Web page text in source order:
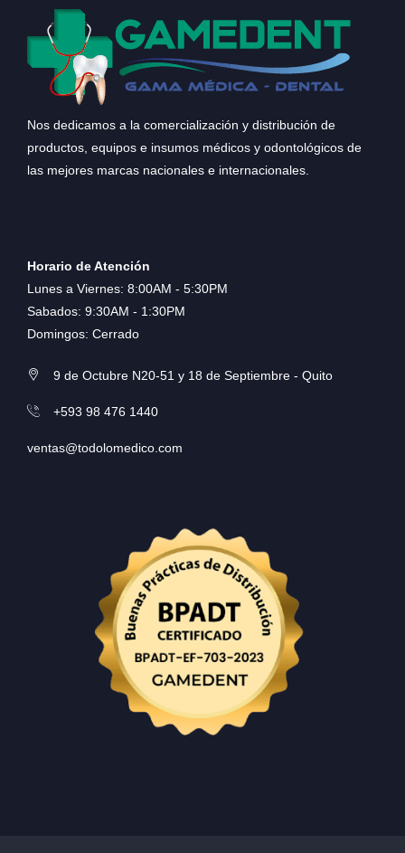
Nos dedicamos a la comercialización y distribución de
productos, equipos e insumos médicos y odontológicos de
las mejores marcas nacionales e internacionales.
Horario de Atención
Lunes a Viernes: 8:00AM - 5:30PM
Sabados: 9:30AM - 1:30PM
Domingos: Cerrado
9 de Octubre N20-51 y 18 de Septiembre - Quito
+593 98 476 1440
ventas@todolomedico.com